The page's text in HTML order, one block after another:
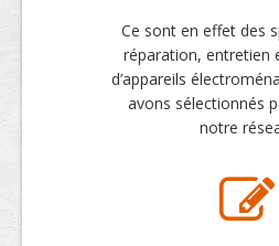
Ce sont en effet des
réparation, entretien
d’appareils
avons sélectionnés
notre